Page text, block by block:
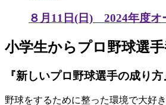
８月11日(日) 2024年度オ
小学生からプロ野球選
『新しいプロ野球選手の成り方
野球をするために整った環境で大好